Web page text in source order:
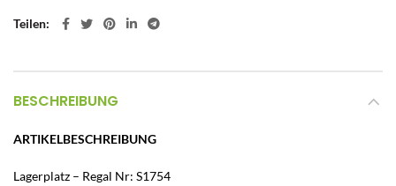
Teilen
BESCHREIBUNG
ARTIKELBESCHREIBUNG
Lagerplatz – Regal Nr: S1754